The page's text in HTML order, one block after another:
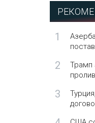
1
2
Трамп
3